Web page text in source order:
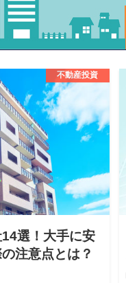
不動産投資
選！大手に安
注意点とは？